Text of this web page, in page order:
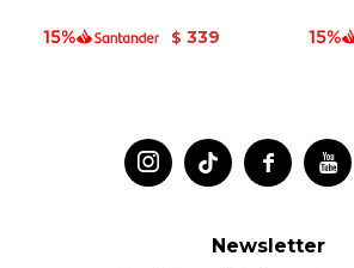
$ 339
 

Newsletter